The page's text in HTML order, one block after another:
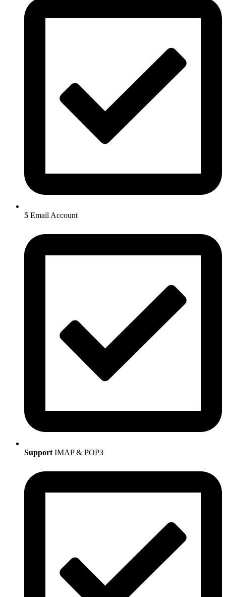
5 Email Account
Support IMAP & POP3